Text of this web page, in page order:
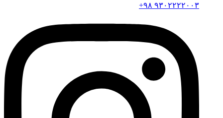
۹۳۰۲۲۲۲۰۰۳ ۹۸+